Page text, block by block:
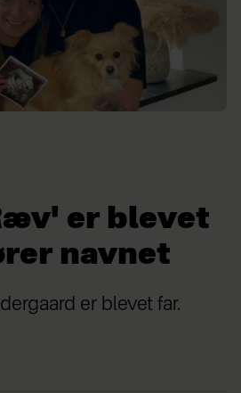
er blevet
navnet
er blevet far.